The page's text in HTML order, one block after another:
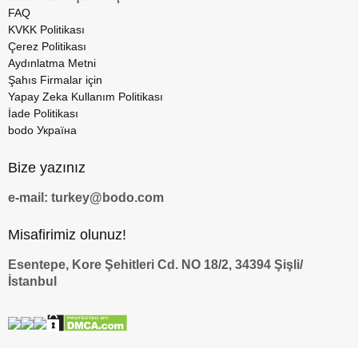
FAQ
KVKK Politikası
Çerez Politikası
Aydınlatma Metni
Şahıs Firmalar için
Yapay Zeka Kullanım Politikası
İade Politikası
bodo Україна
Bize yazınız
e-mail: turkey@bodo.com
Misafirimiz olunuz!
Esentepe, Kore Şehitleri Cd. NO 18/2, 34394 Şişli/
İstanbul